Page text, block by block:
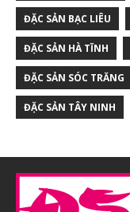
ĐẶC SẢN BẠC LIÊU
ĐẶC SẢN HÀ TĨNH
ĐẶC SẢN SÓC TRĂNG
ĐẶC SẢN TÂY NINH